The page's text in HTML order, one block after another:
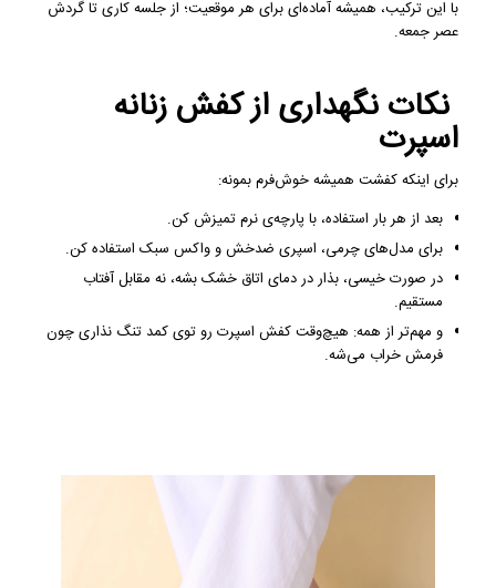
با این ترکیب، همیشه آماده‌ای برای هر موقعیت؛ از جلسه کاری تا گردش
عصر جمعه.
نکات نگهداری از کفش زنانه
اسپرت
برای اینکه کفشت همیشه خوش‌فرم بمونه:
بعد از هر بار استفاده، با پارچه‌ی نرم تمیزش کن.
برای مدل‌های چرمی، اسپری ضدخش و واکس سبک استفاده کن.
در صورت خیسی، بذار در دمای اتاق خشک بشه، نه مقابل آفتاب
مستقیم.
و مهم‌تر از همه: هیچ‌وقت کفش اسپرت رو توی کمد تنگ نذاری چون
فرمش خراب می‌شه.